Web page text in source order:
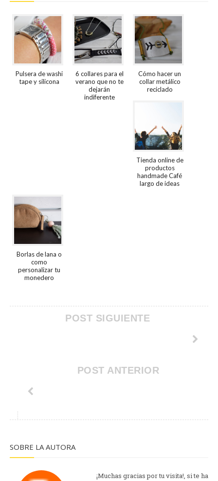
Pulsera de washi
tape y silicona
6 collares para el
verano que no te
dejarán
indiferente
Cómo hacer un
collar metálico
reciclado
Tienda online de
productos
handmade Café
largo de ideas
Borlas de lana o
como
personalizar tu
monedero
POST SIGUIENTE
POST ANTERIOR
SOBRE LA AUTORA
¡Muchas gracias por tu visita!, si te ha